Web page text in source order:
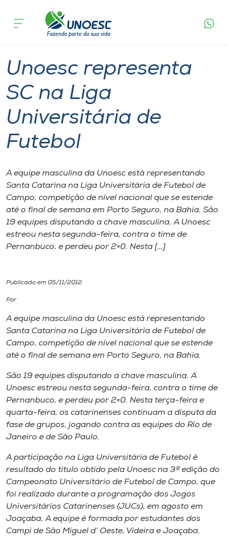
Cursos
Pesquisa
Atendimento ao Estudante
Portal de Ensino
A
Internacionalização
I.nova
Diplomados
CPA
Biblioteca
Editora
Rádio
Museu
Unoesc
Store
acontece
Unoesc representa
SC na Liga
Universitária de
Futebol
A equipe masculina da Unoesc está representando
Santa Catarina na Liga Universitária de Futebol de
Campo, competição de nível nacional que se estende
até o final de semana em Porto Seguro, na Bahia. São
19 equipes disputando a chave masculina. A Unoesc
estreou nesta segunda-feira, contra o time de
Pernanbuco, e perdeu por 2×0. Nesta […]
Publicado em 05/11/2012
Por
A equipe masculina da Unoesc está representando
Santa Catarina na Liga Universitária de Futebol de
Campo, competição de nível nacional que se estende
até o final de semana em Porto Seguro, na Bahia.
São 19 equipes disputando a chave masculina. A
Unoesc estreou nesta segunda-feira, contra o time de
Pernanbuco, e perdeu por 2×0. Nesta terça-feira e
quarta-feira, os catarinenses continuam a disputa da
fase de grupos, jogando contra as equipes do Rio de
Janeiro e de São Paulo.
A participação na Liga Universitária de Futebol é
resultado do título obtido pela Unoesc na 3ª edição do
Campeonato Universitário de Futebol de Campo, que
foi realizado durante a programação dos Jogos
Universitários Catarinenses (JUCs), em agosto em
Joaçaba. A equipe é formada por estudantes dos
Campi de São Miguel d’ Oeste, Videira e Joaçaba.